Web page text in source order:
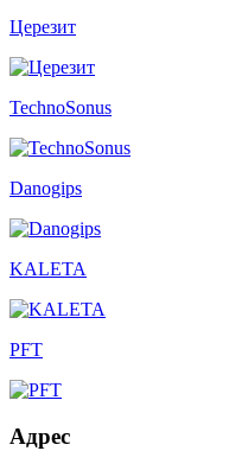
Церезит
TechnoSonus
Danogips
KALETA
PFT
Адрес